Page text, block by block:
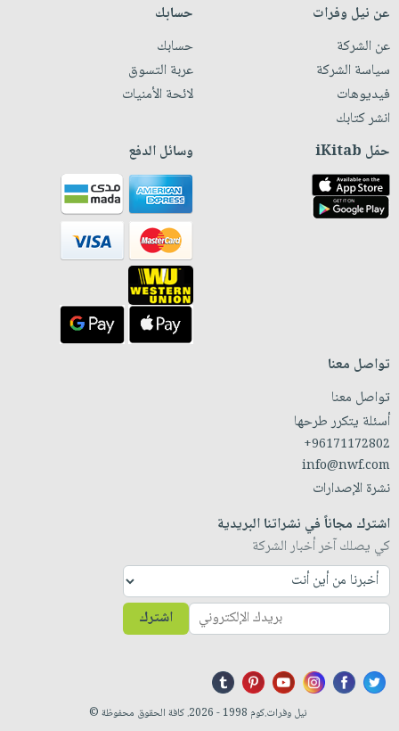
عن نيل وفرات
عن الشركة
سياسة الشركة
فيديوهات
انشر كتابك
حسابك
حسابك
عربة التسوق
لائحة الأمنيات
حمّل iKitab وسائل الدفع
تواصل معنا
تواصل معنا
أسئلة يتكرر طرحها
+96171172802
info@nwf.com
نشرة الإصدارات
اشترك مجاناً في نشراتنا البريدية
كي يصلك آخر أخبار الشركة
اشترك
نيل وفرات.كوم 1998 - 2026. كافة الحقوق محفوظة ©